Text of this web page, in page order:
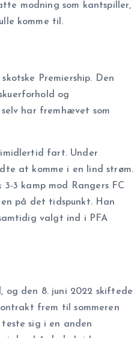
modning som kantspiller,
komme til.
Premiership. Den
og
har fremhævet som
fart. Under
at komme i en lind strøm.
3 kamp mod Rangers FC
på det tidspunkt. Han
valgt ind i PFA
den 8. juni 2022 skiftede
frem til sommeren
sig i en anden